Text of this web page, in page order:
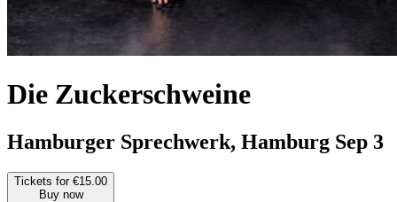
Die Zuckerschweine
Hamburger Sprechwerk, Hamburg Sep 3
Tickets for €15.00
Buy now